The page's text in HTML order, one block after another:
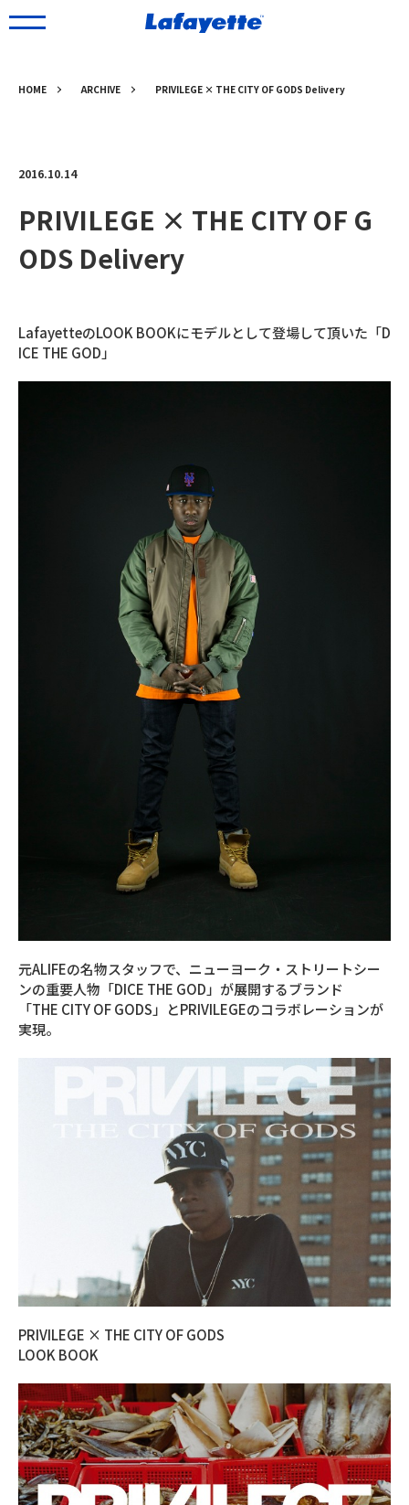
HOME ARCHIVE PRIVILEGE × THE CITY OF GODS Delivery
2016.10.14
PRIVILEGE × THE CITY OF G
ODS Delivery
LafayetteのLOOK BOOKにモデルとして登場して頂いた「D
ICE THE GOD」
元ALIFEの名物スタッフで、ニューヨーク・ストリートシー
ンの重要人物「DICE THE GOD」が展開するブランド
「THE CITY OF GODS」とPRIVILEGEのコラボレーションが
実現。
PRIVILEGE × THE CITY OF GODS
LOOK BOOK